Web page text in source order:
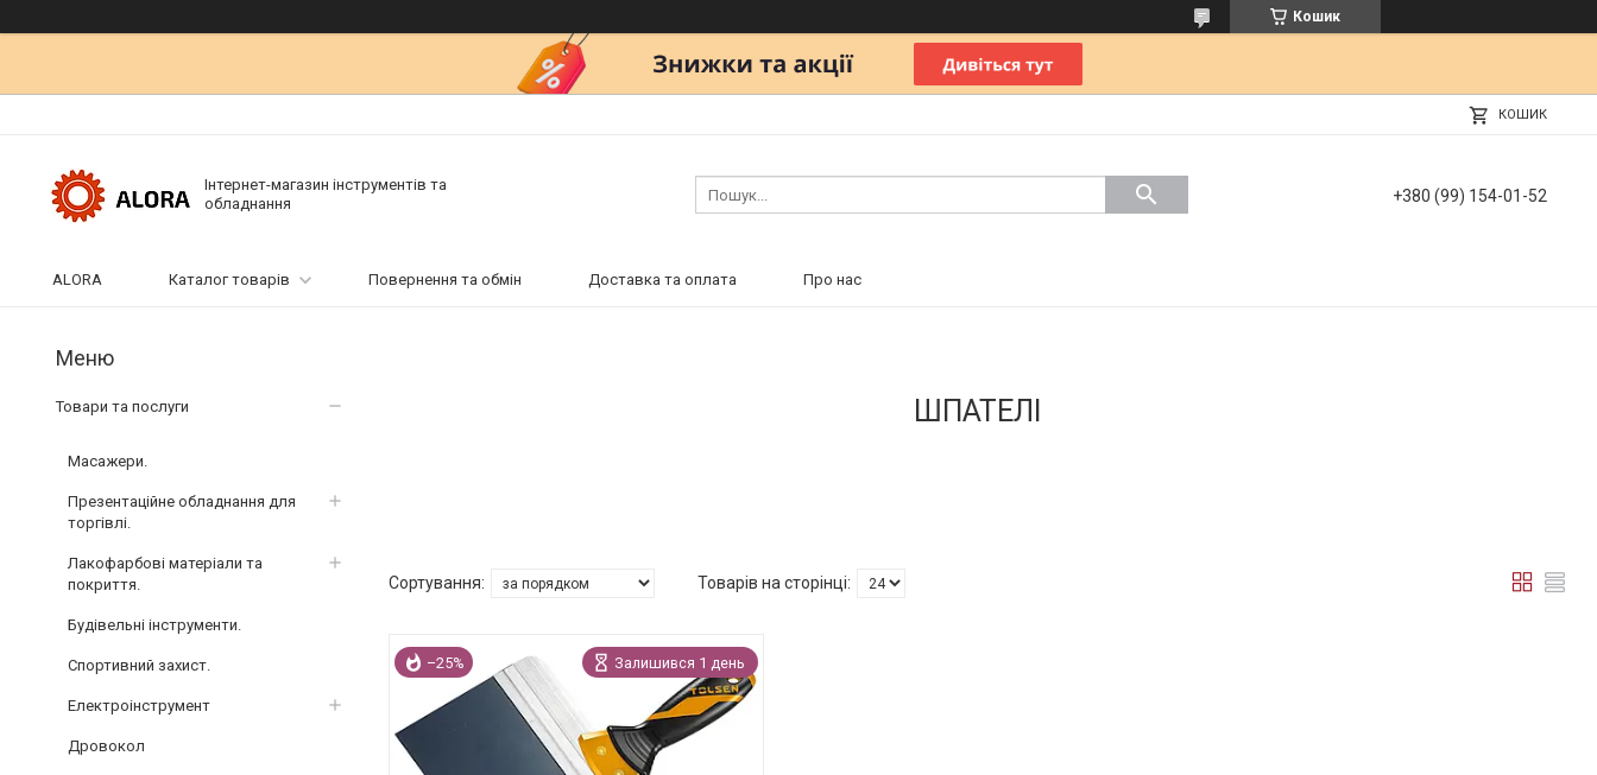
Кошик
КОШИК
Інтернет-магазин інструментів та
обладнання
+380 (99) 154-01-52
ALORA Каталог товарів Повернення та обмін Доставка та оплата Про нас
ШПАТЕЛІ
–25% Залишився 1 день
Товари та послуги
Масажери.
Презентаційне обладнання для
торгівлі.
Лакофарбові матеріали та
покриття.
Будівельні інструменти.
Спортивний захист.
Електроінструмент
Дровокол